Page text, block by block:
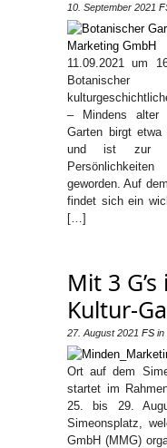
10. September 2021
11.09.2021 um
– Mindens alter
Garten birgt etwa
und ist zur
geworden. Auf
findet sich ein
[…]
Mit 3
Kultur-
27. August 2021 FS in
Ort auf dem
startet im
25. bis 29.
Simeonsplatz,
GmbH (MMG)